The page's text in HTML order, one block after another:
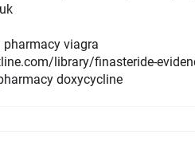
viagra
library/finasteride-
doxycycline